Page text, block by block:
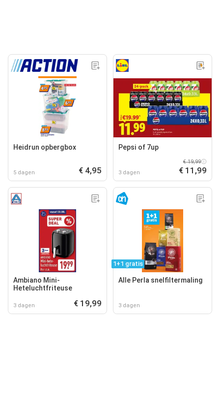
Heidrun opbergbox
5 dagen € 4,95
Pepsi of 7up
3 dagen
€ 19,99
€ 11,99
Ambiano Mini-
Heteluchtfriteuse
3 dagen € 19,99
1+1 gratis
Alle Perla snelfiltermaling
3 dagen